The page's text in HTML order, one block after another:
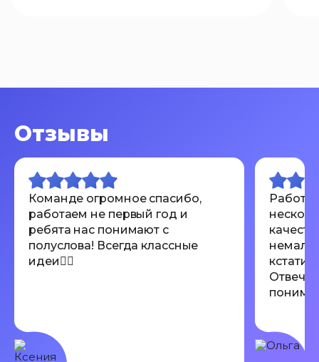
Отзывы
Команде огромное спасибо,
работаем не первый год и
ребята нас понимают с
полуслова! Всегда классные
идеи👍🏾
кстати